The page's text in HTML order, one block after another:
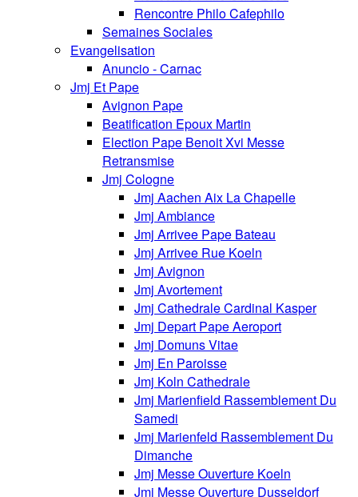
Rencontre Philo Cafephilo
Semaines Sociales
Evangelisation
Anuncio - Carnac
Jmj Et Pape
Avignon Pape
Beatification Epoux Martin
Election Pape Benoit Xvi Messe
Retransmise
Jmj Cologne
Jmj Aachen Aix La Chapelle
Jmj Ambiance
Jmj Arrivee Pape Bateau
Jmj Arrivee Rue Koeln
Jmj Avignon
Jmj Avortement
Jmj Cathedrale Cardinal Kasper
Jmj Depart Pape Aeroport
Jmj Domuns Vitae
Jmj En Paroisse
Jmj Koln Cathedrale
Jmj Marienfield Rassemblement Du
Samedi
Jmj Marienfeld Rassemblement Du
Dimanche
Jmj Messe Ouverture Koeln
Jmj Messe Ouverture Dusseldorf